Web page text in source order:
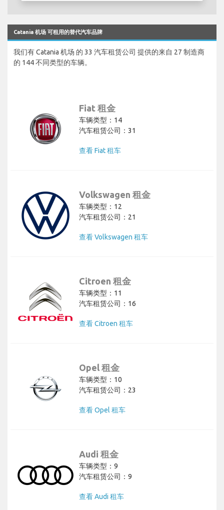
Catania 机场 可租用的替代汽车品牌
我们有 Catania 机场 的 33 汽车租赁公司 提供的来自 27 制造商
的 144 不同类型的车辆。
Fiat 租金
车辆类型：14
汽车租赁公司：31
查看 Fiat 租车
Volkswagen 租金
车辆类型：12
汽车租赁公司：21
查看 Volkswagen 租车
Citroen 租金
车辆类型：11
汽车租赁公司：16
查看 Citroen 租车
Opel 租金
车辆类型：10
汽车租赁公司：23
查看 Opel 租车
Audi 租金
车辆类型：9
汽车租赁公司：9
查看 Audi 租车